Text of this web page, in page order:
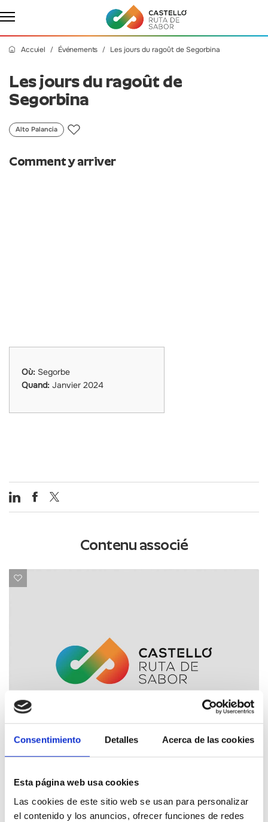
Consentimiento Detalles Acerca de las cookies
Esta página web usa cookies
Las cookies de este sitio web se usan para personalizar
el contenido y los anuncios, ofrecer funciones de redes
Accuiel Événements Les jours du ragoût de Segorbina
Les jours du ragoût de
Segorbina
Alto Palancia
Comment y arriver
Où: Segorbe
Quand: Janvier 2024
Contenu associé
Fira del comerç, agrícola i ramaderia de Vall d
´Alba